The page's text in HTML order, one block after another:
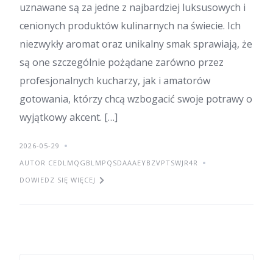
uznawane są za jedne z najbardziej luksusowych i
cenionych produktów kulinarnych na świecie. Ich
niezwykły aromat oraz unikalny smak sprawiają, że
są one szczególnie pożądane zarówno przez
profesjonalnych kucharzy, jak i amatorów
gotowania, którzy chcą wzbogacić swoje potrawy o
wyjątkowy akcent. […]
2026-05-29
AUTOR CEDLMQGBLMPQSDAAAEYBZVPTSWJR4R
DOWIEDZ SIĘ WIĘCEJ